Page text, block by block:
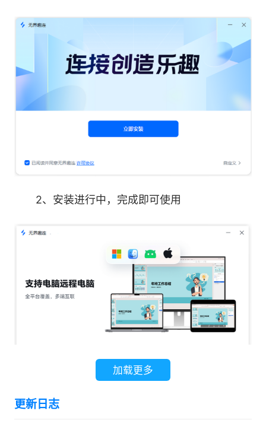
软件特色
屏幕、存储、算力无界限连接：只需要在个人
手机、电脑、电视登录同一账号，屏幕和数据就能
在每个设备之间自由流转。
玩手机，何必用手机，玩端游，未必要在电脑
方...瞬间连接，畅享PC澎拜性能。
全新玩法，创造更多乐趣：手机秒变多台，一
个人也可以组队做任务，队友轮流做日常，快乐养
号，更多有趣玩法等你来。
软件使用方法
无界趣连如何查看手机控制电脑日志
2、安装进行中，完成即可使用
加载更多
更新日志